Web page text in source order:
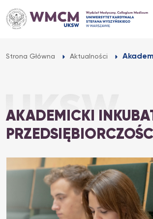
do
treści
Strona Główna Aktualności
AKADEMICKI